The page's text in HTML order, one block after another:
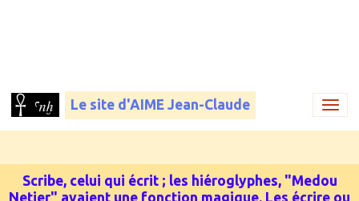
Le site d'AIME Jean-Claude
Scribe, celui qui écrit ; les hiéroglyphes, "Medou
Netjer" avaient une fonction magique. Les écrire ou